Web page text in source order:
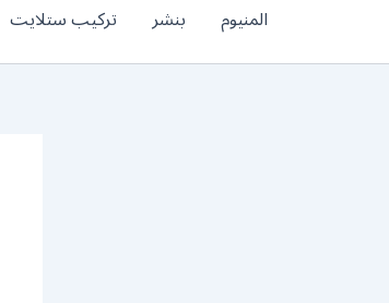
المنيوم بنشر تركيب ستلايت